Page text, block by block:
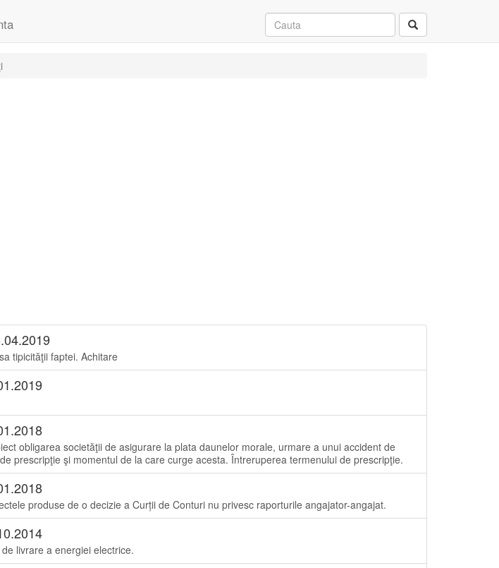
tipicităţii faptei. Achitare
obligarea societăţii de asigurare la plata daunelor morale, urmare a unui accident de
prescripţie şi momentul de la care curge acesta. Întreruperea termenului de prescripţie.
produse de o decizie a Curții de Conturi nu privesc raporturile angajator-angajat.
livrare a energiei electrice.